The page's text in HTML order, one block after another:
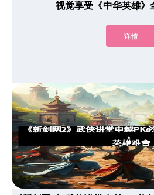
视觉享受《中华英雄》
详情